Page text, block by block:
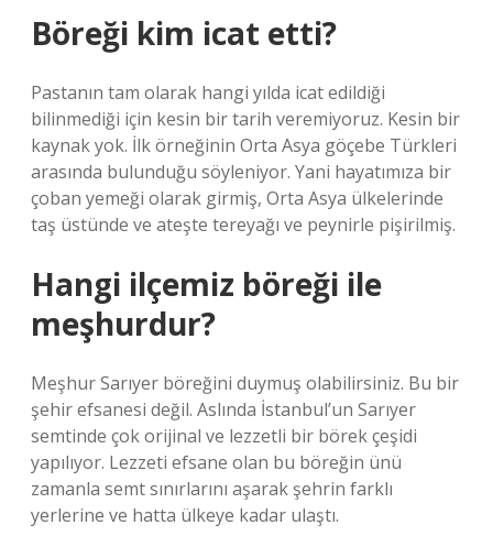
Böreği kim icat etti?
Pastanın tam olarak hangi yılda icat edildiği
bilinmediği için kesin bir tarih veremiyoruz. Kesin bir
kaynak yok. İlk örneğinin Orta Asya göçebe Türkleri
arasında bulunduğu söyleniyor. Yani hayatımıza bir
çoban yemeği olarak girmiş, Orta Asya ülkelerinde
taş üstünde ve ateşte tereyağı ve peynirle pişirilmiş.
Hangi ilçemiz böreği ile
meşhurdur?
Meşhur Sarıyer böreğini duymuş olabilirsiniz. Bu bir
şehir efsanesi değil. Aslında İstanbul’un Sarıyer
semtinde çok orijinal ve lezzetli bir börek çeşidi
yapılıyor. Lezzeti efsane olan bu böreğin ünü
zamanla semt sınırlarını aşarak şehrin farklı
yerlerine ve hatta ülkeye kadar ulaştı.